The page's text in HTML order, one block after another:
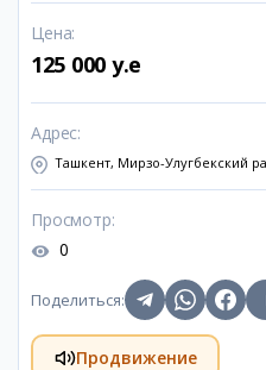
Цена:
125 000 y.e
Адрес:
Ташкент, Мирзо-Улугбекский
Просмотр:
0
Поделиться:
Продвижение